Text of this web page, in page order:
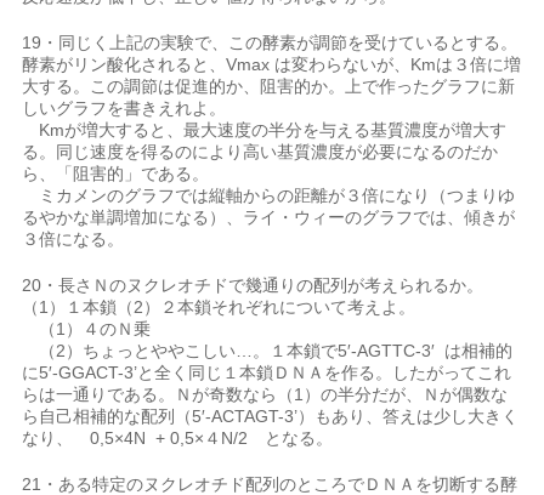
19・同じく上記の実験で、この酵素が調節を受けているとする。
酵素がリン酸化されると、Vmax は変わらないが、Kmは３倍に増
大する。この調節は促進的か、阻害的か。上で作ったグラフに新
しいグラフを書きえれよ。
Kmが増大すると、最大速度の半分を与える基質濃度が増大す
る。同じ速度を得るのにより高い基質濃度が必要になるのだか
ら、「阻害的」である。
ミカメンのグラフでは縦軸からの距離が３倍になり（つまりゆ
るやかな単調増加になる）、ライ・ウィーのグラフでは、傾きが
３倍になる。
20・長さＮのヌクレオチドで幾通りの配列が考えられるか。
（1）１本鎖（2）２本鎖それぞれについて考えよ。
（1）４のＮ乗
（2）ちょっとややこしい…。１本鎖で5′-AGTTC-3′ は相補的
に5′-GGACT-3’と全く同じ１本鎖ＤＮＡを作る。したがってこれ
らは一通りである。Ｎが奇数なら（1）の半分だが、Ｎが偶数な
ら自己相補的な配列（5′-ACTAGT-3’）もあり、答えは少し大きく
なり、 0,5×4N + 0,5×４N/2 となる。
21・ある特定のヌクレオチド配列のところでＤＮＡを切断する酵